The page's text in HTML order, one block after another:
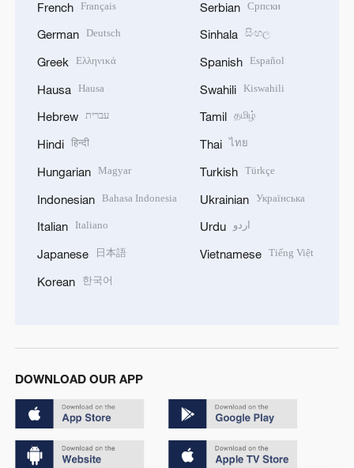
French Français
German Deutsch
Greek Ελληνικά
Hausa Hausa
Hebrew עברית
Hindi हिन्दी
Hungarian Magyar
Indonesian Bahasa Indonesia
Italian Italiano
Japanese 日本語
Korean 한국어
Serbian Српски
Sinhala සිංහල
Spanish Español
Swahili Kiswahili
Tamil தமிழ்
Thai ไทย
Turkish Türkçe
Ukrainian Українська
Urdu اردو
Vietnamese Tiếng Việt
DOWNLOAD OUR APP